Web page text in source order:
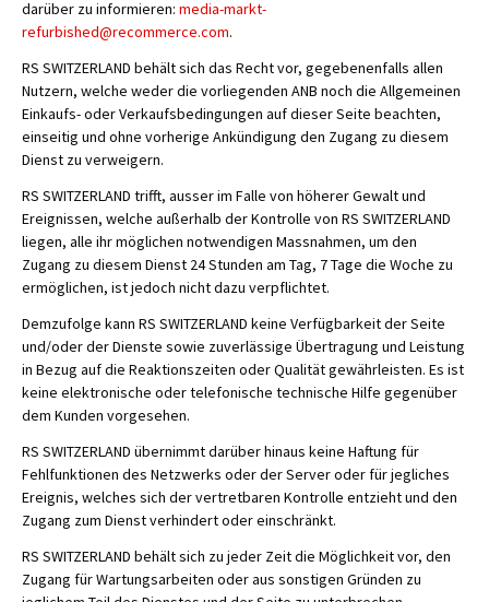
darüber zu informieren: media-markt-
refurbished@recommerce.com.
RS SWITZERLAND behält sich das Recht vor, gegebenenfalls allen
Nutzern, welche weder die vorliegenden ANB noch die Allgemeinen
Einkaufs- oder Verkaufsbedingungen auf dieser Seite beachten,
einseitig und ohne vorherige Ankündigung den Zugang zu diesem
Dienst zu verweigern.
RS SWITZERLAND trifft, ausser im Falle von höherer Gewalt und
Ereignissen, welche außerhalb der Kontrolle von RS SWITZERLAND
liegen, alle ihr möglichen notwendigen Massnahmen, um den
Zugang zu diesem Dienst 24 Stunden am Tag, 7 Tage die Woche zu
ermöglichen, ist jedoch nicht dazu verpflichtet.
Demzufolge kann RS SWITZERLAND keine Verfügbarkeit der Seite
und/oder der Dienste sowie zuverlässige Übertragung und Leistung
in Bezug auf die Reaktionszeiten oder Qualität gewährleisten. Es ist
keine elektronische oder telefonische technische Hilfe gegenüber
dem Kunden vorgesehen.
RS SWITZERLAND übernimmt darüber hinaus keine Haftung für
Fehlfunktionen des Netzwerks oder der Server oder für jegliches
Ereignis, welches sich der vertretbaren Kontrolle entzieht und den
Zugang zum Dienst verhindert oder einschränkt.
RS SWITZERLAND behält sich zu jeder Zeit die Möglichkeit vor, den
Zugang für Wartungsarbeiten oder aus sonstigen Gründen zu